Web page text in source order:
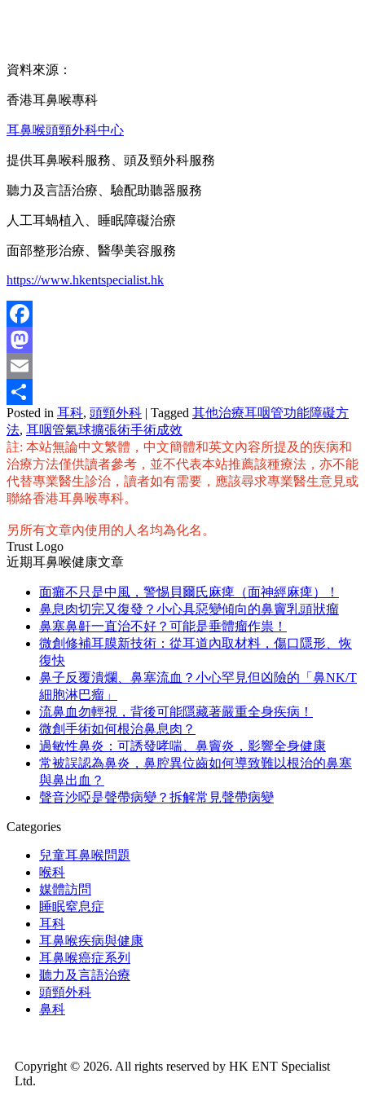
資料來源：
香港耳鼻喉專科
耳鼻喉頭頸外科中心
提供耳鼻喉科服務、頭及頸外科服務
聽力及言語治療、驗配助聽器服務
人工耳蝸植入、睡眠障礙治療
面部整形治療、醫學美容服務
https://www.hkentspecialist.hk
Facebook
Mastodon
Email
分
享
Posted in 耳科, 頭頸外科 | Tagged 其他治療耳咽管功能障礙方
法, 耳咽管氣球擴張術手術成效
註: 本站無論中文繁體，中文簡體和英文內容所提及的疾病和
治療方法僅供讀者參考，並不代表本站推薦該種療法，亦不能
代替專業醫生診治，讀者如有需要，應該尋求專業醫生意見或
聯絡香港耳鼻喉專科。
另所有文章內使用的人名均為化名。
Trust Logo
近期耳鼻喉健康文章
面癱不只是中風，警惕貝爾氏麻痺（面神經麻痺）！
鼻息肉切完又復發？小心具惡變傾向的鼻竇乳頭狀瘤
鼻塞鼻鼾一直治不好？可能是垂體瘤作祟！
微創修補耳膜新技術：從耳道內取材料，傷口隱形、恢
復快
鼻子反覆潰爛、鼻塞流血？小心罕見但凶險的「鼻NK/T
細胞淋巴瘤」
流鼻血勿輕視，背後可能隱藏著嚴重全身疾病！
微創手術如何根治鼻息肉？
過敏性鼻炎：可誘發哮喘、鼻竇炎，影響全身健康
常被誤認為鼻炎，鼻腔異位齒如何導致難以根治的鼻塞
與鼻出血？
聲音沙啞是聲帶病變？拆解常見聲帶病變
Categories
兒童耳鼻喉問題
喉科
媒體訪問
睡眠窒息症
耳科
耳鼻喉疾病與健康
耳鼻喉癌症系列
聽力及言語治療
頭頸外科
鼻科
Copyright © 2026. All rights reserved by HK ENT Specialist
Ltd.